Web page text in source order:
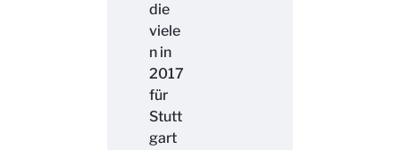
die
viele
n in
2017
für
Stutt
gart